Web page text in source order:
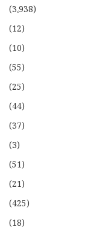
(3،938)
(12)
(10)
(55)
(25)
(44)
(37)
(3)
(51)
(21)
(425)
(18)